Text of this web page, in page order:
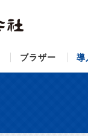
ブラザー 導